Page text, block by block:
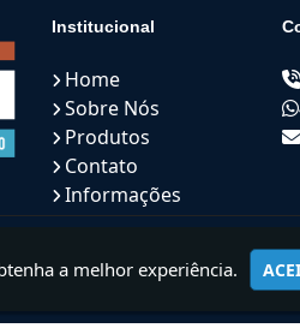
Institucional
Home
Sobre Nós
Produtos
Contato
Informações
© 2021 GRAUTI |
a melhor experiência.